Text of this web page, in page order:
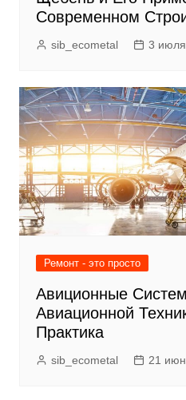
Современном
sib_ecometal 3
Ремонт - это просто
Авиционные
Авиационной
Практика
sib_ecometal 21